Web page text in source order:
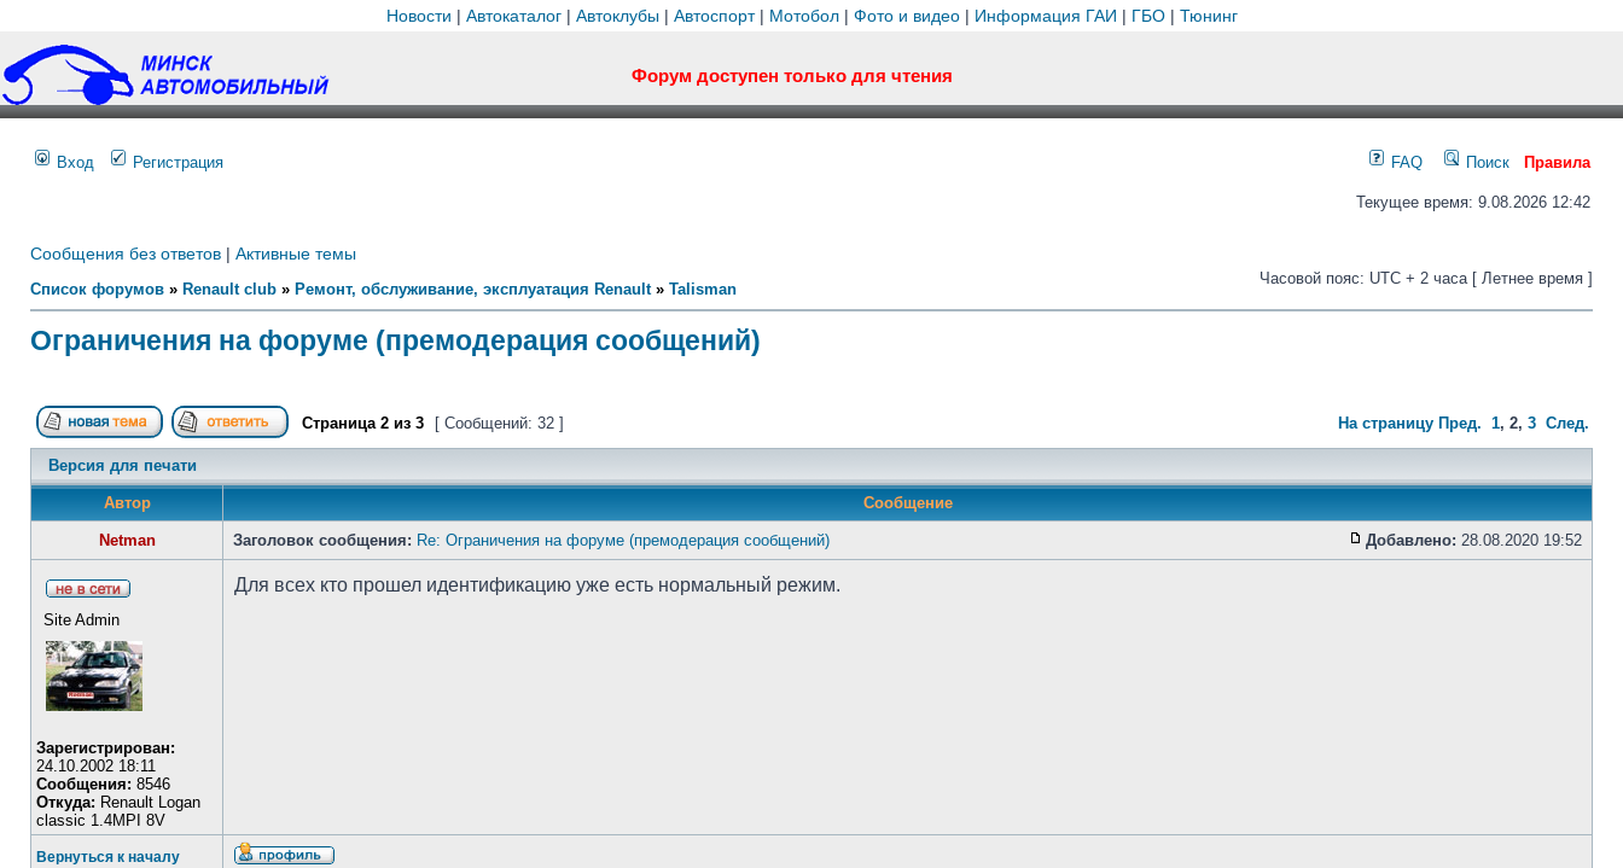
Новости | Автокаталог| Автоклубы| Автоспорт| Мотобол| Фото и видео| Информация ГАИ | ГБО| Тюнинг
Форум доступен только для чтения
Вход Регистрация FAQ Поиск Правила
Текущее время: 9.08.2026 12:42
Сообщения без ответов | Активные темы
Список форумов » Renault club » Ремонт, обслуживание, эксплуатация Renault» Talisman
Часовой пояс: UTC + 2 часа [ Летнее время ]
Ограничения на форуме (премодерация сообщений)
Страница 2 из 3 [ Сообщений: 32 ] На страницу Пред. 1, 2, 3 След.
Версия для печати
Автор Сообщение
Netman Заголовок сообщения: Re: Ограничения на форуме (премодерация сообщений) Добавлено: 28.08.2020 19:52
Site Admin
Зарегистрирован:
24.10.2002 18:11
Сообщения: 8546
Откуда: Renault Logan
classic 1.4MPI 8V
Для всех кто прошел идентификацию уже есть нормальный режим.
Вернуться к началу